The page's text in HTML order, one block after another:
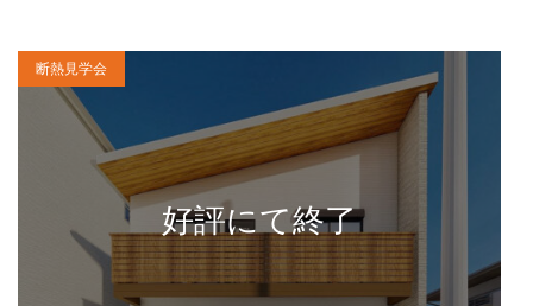
断熱見学会